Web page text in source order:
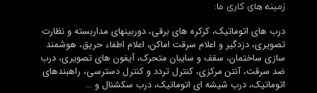
زمینه های کاری ما:
درب های اتوماتیک، کرکره های برقی، دوربینهای مداربسته و نظارت
تصویری، دزدگیر و اعلام سرقت اماکن، اعلام اطفاء حریق، هوشمند
سازی ساختمان، سقف و سایبان متحرک، آیفون های تصویری، درب
ضد سرقت، آنتن مرکزی، کنترل تردد و کنترل دسترسی، راهبندهای
اتوماتیک، درب شیشه ای اتوماتیک، درب سکشنال و …